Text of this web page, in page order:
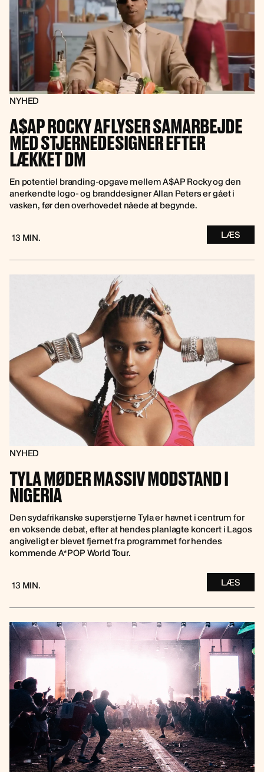
NYHED
A$AP ROCKY AFLYSER SAMARBEJDE
MED STJERNEDESIGNER EFTER
LÆKKET DM
En potentiel branding-opgave mellem A$AP Rocky og den
anerkendte logo- og branddesigner Allan Peters er gået i
vasken, før den overhovedet nåede at begynde.
13 MIN. LÆS
NYHED
TYLA MØDER MASSIV MODSTAND I
NIGERIA
Den sydafrikanske superstjerne Tyla er havnet i centrum for
en voksende debat, efter at hendes planlagte koncert i Lagos
angiveligt er blevet fjernet fra programmet for hendes
kommende A*POP World Tour.
13 MIN. LÆS